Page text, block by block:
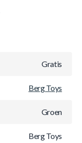
Gratis
Berg Toys
Groen
Berg Toys